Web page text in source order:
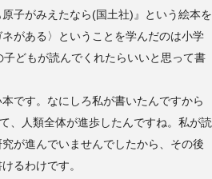
子がみえたなら(国土社)』という絵本を
がある〉ということを学んだのは小学
どもが読んでくれたらいいと思って書
です。なにしろ私が書いたんですから
、人類全体が進歩したんですね。私が読
が進んでいませんでしたから、その後
るわけです。